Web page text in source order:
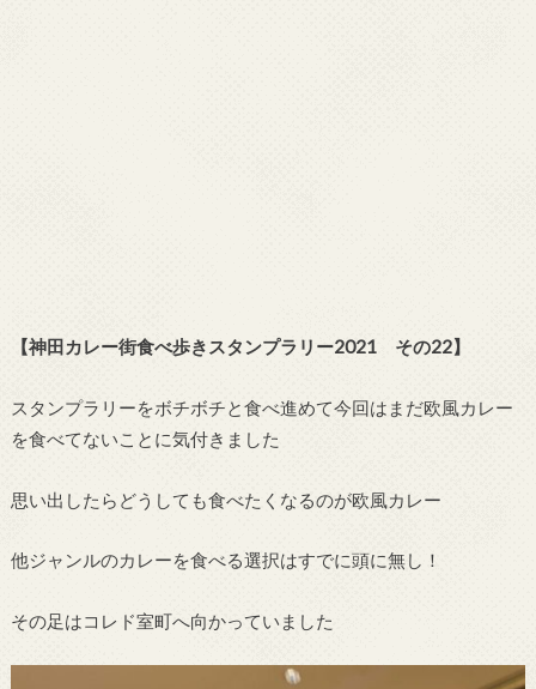
【神田カレー街食べ歩きスタンプラリー2021 その22】
スタンプラリーをボチボチと食べ進めて今回はまだ欧風カレー
を食べてないことに気付きました
思い出したらどうしても食べたくなるのが欧風カレー
他ジャンルのカレーを食べる選択はすでに頭に無し！
その足はコレド室町へ向かっていました